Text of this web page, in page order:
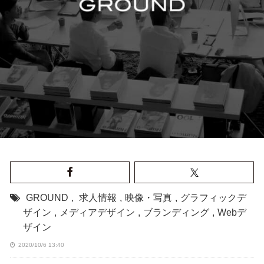
GROUND , 求人情報 , 映像・写真 , グラフィックデ
ザイン , メディアデザイン , ブランディング , Webデ
ザイン
2020/10/6 13:40